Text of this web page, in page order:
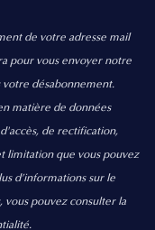
de votre adresse mail
pour vous envoyer notre
votre désabonnement.
matière de données
de rectification,
limitation que vous pouvez
d’informations sur le
vous pouvez consulter la